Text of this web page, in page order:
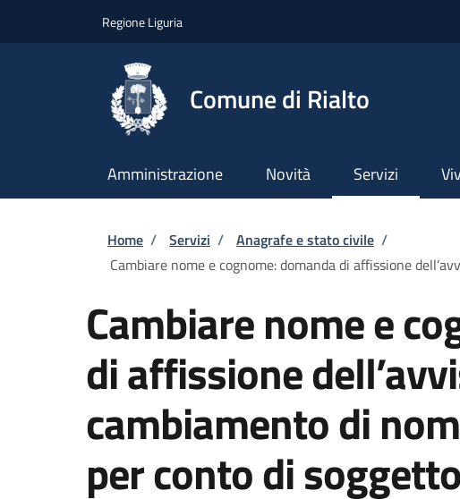
Regione Liguria
Comune di Rialto
Amministrazione Novità Servizi
Briciole di pane
Home / Servizi / Anagrafe e stato civile /
Cambiare nome e cognome: domanda di affissione
Cambiare nome e
di affissione
cambiamento di
per conto di